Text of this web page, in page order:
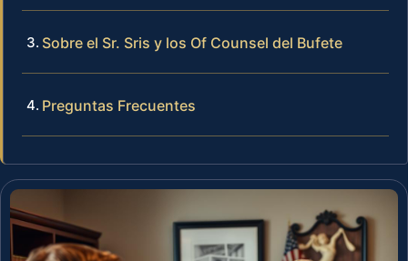
Sobre el Sr. Sris y los Of Counsel del Bufete
Preguntas Frecuentes